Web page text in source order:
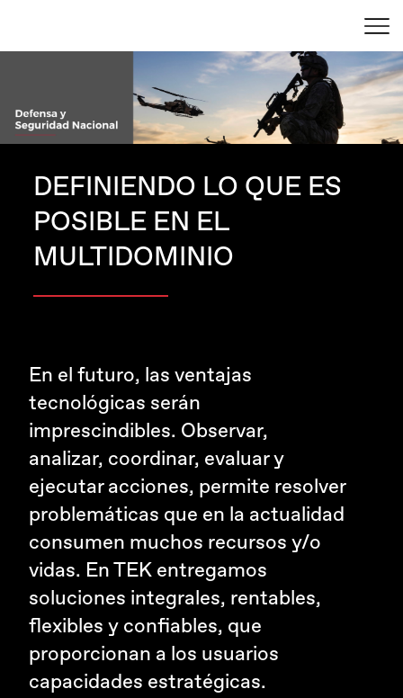
DEFINIENDO LO QUE ES
POSIBLE EN EL
MULTIDOMINIO
En el futuro, las ventajas
tecnológicas serán
imprescindibles. Observar,
analizar, coordinar, evaluar y
ejecutar acciones, permite resolver
problemáticas que en la actualidad
consumen muchos recursos y/o
vidas. En TEK entregamos
soluciones integrales, rentables,
flexibles y confiables, que
proporcionan a los usuarios
capacidades estratégicas.